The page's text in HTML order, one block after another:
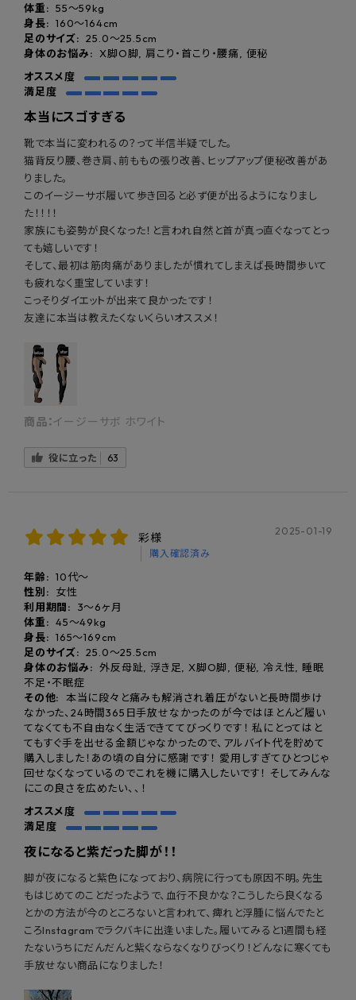
体重: 55〜59kg
身長: 160〜164cm
足のサイズ: 25.0〜25.5cm
身体のお悩み:
X脚O脚, 肩こり・首こり・腰痛, 便秘
オススメ度
満足度
本当にスゴすぎる
靴で本当に変われるの？って半信半疑でした。
猫背反り腰、巻き肩、前ももの張り改善、ヒップアップ便秘改善があ
りました。
このイージーサボ履いて歩き回ると必ず便が出るようになりまし
た！！！！
家族にも姿勢が良くなった！と言われ自然と首が真っ直ぐなってとっ
ても嬉しいです！
そして、最初は筋肉痛がありましたが慣れてしまえば長時間歩いて
も疲れなく重宝しています！
こっそりダイエットが出来て良かったです！
友達に本当は教えたくないくらいオススメ！
商品：イージーサボ ホワイト
役に立った 63
彩様
購入確認済み
2025-01-19
年齢: 10代〜
性別:
女性
利用期間:
3〜6ヶ月
体重: 45〜49kg
身長: 165〜169cm
足のサイズ: 25.0〜25.5cm
身体のお悩み: 外反母趾, 浮き足, X脚O脚, 便秘, 冷え性, 睡眠
不足・不眠症
その他:
本当に段々と痛みも解消され着圧がないと長時間歩け
なかった、24時間365日手放せなかったのが今ではほとんど履い
てなくても不自由なく生活できててびっくりです！ 私にとってはと
てもすぐ手を出せる金額じゃなかったので、アルバイト代を貯めて
購入しました！あの頃の自分に感謝です！ 愛用しすぎてひとつじゃ
回せなくなっているのでこれを機に購入したいです！ そしてみんな
にこの良さを広めたい、、！
オススメ度
満足度
夜になると紫だった脚が！！
脚が夜になると紫色になっており、病院に行っても原因不明。先生
もはじめてのことだったようで、血行不良かな？こうしたら良くなる
とかの方法が今のところないと言われて、痺れと浮腫に悩んでたと
ころInstagramでラクバキに出逢いました。履いてみると1週間も経
たないうちにだんだんと紫くならなくなりびっくり！どんなに寒くても
手放せない商品になりました！